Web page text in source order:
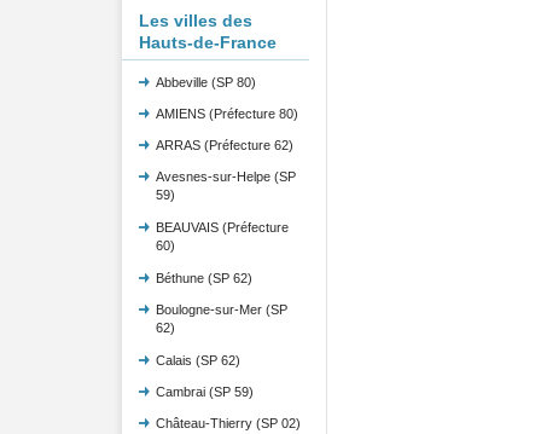
Les villes des
Hauts-de-France
Abbeville (SP 80)
AMIENS (Préfecture 80)
ARRAS (Préfecture 62)
Avesnes-sur-Helpe (SP
59)
BEAUVAIS (Préfecture
60)
Béthune (SP 62)
Boulogne-sur-Mer (SP
62)
Calais (SP 62)
Cambrai (SP 59)
Château-Thierry (SP 02)